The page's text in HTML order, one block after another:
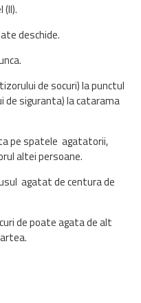
deschide.
de socuri) la punctul
de siguranta) la catarama
pe spatele agatatorii,
altei persoane.
agatat de centura de
de poate agata de alt